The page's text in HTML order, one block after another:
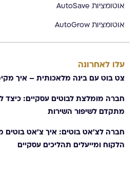
אוטומציות AutoSave
אוטומציות AutoGrow
עלו לאחרונה
צט בוט עם בינה מלאכותית – איך
חברה מומלצת לבוטים עסקיים: כיצד
מתקדם לשיפור השירות
חברה לצ׳אט בוטים: איך צ'אט בוטים
הלקוח ומייעלים תהליכים עסקיים